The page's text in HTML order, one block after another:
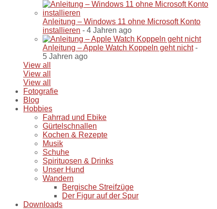
Anleitung – Windows 11 ohne Microsoft Konto
installieren - 4 Jahren ago
Anleitung – Apple Watch Koppeln geht nicht-
5 Jahren ago
View all
View all
View all
Fotografie
Blog
Hobbies
Fahrrad und Ebike
Gürtelschnallen
Kochen & Rezepte
Musik
Schuhe
Spirituosen & Drinks
Unser Hund
Wandern
Bergische Streifzüge
Der Figur auf der Spur
Downloads